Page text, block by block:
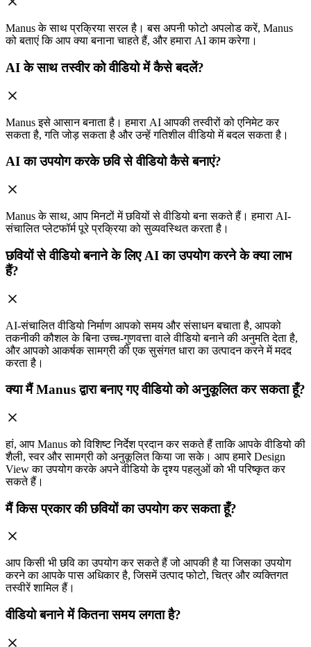
Manus के साथ प्रक्रिया सरल है। बस अपनी फोटो अपलोड करें, Manus
को बताएं कि आप क्या बनाना चाहते हैं, और हमारा AI काम करेगा।
AI के साथ तस्वीर को वीडियो में कैसे बदलें?
Manus इसे आसान बनाता है। हमारा AI आपकी तस्वीरों को एनिमेट कर
सकता है, गति जोड़ सकता है और उन्हें गतिशील वीडियो में बदल सकता है।
AI का उपयोग करके छवि से वीडियो कैसे बनाएं?
Manus के साथ, आप मिनटों में छवियों से वीडियो बना सकते हैं। हमारा AI-
संचालित प्लेटफॉर्म पूरे प्रक्रिया को सुव्यवस्थित करता है।
छवियों से वीडियो बनाने के लिए AI का उपयोग करने के क्या लाभ
हैं?
AI-संचालित वीडियो निर्माण आपको समय और संसाधन बचाता है, आपको
तकनीकी कौशल के बिना उच्च-गुणवत्ता वाले वीडियो बनाने की अनुमति देता है,
और आपको आकर्षक सामग्री की एक सुसंगत धारा का उत्पादन करने में मदद
करता है।
क्या मैं Manus द्वारा बनाए गए वीडियो को अनुकूलित कर सकता हूँ?
हां, आप Manus को विशिष्ट निर्देश प्रदान कर सकते हैं ताकि आपके वीडियो की
शैली, स्वर और सामग्री को अनुकूलित किया जा सके। आप हमारे Design
View का उपयोग करके अपने वीडियो के दृश्य पहलुओं को भी परिष्कृत कर
सकते हैं।
मैं किस प्रकार की छवियों का उपयोग कर सकता हूँ?
आप किसी भी छवि का उपयोग कर सकते हैं जो आपकी है या जिसका उपयोग
करने का आपके पास अधिकार है, जिसमें उत्पाद फोटो, चित्र और व्यक्तिगत
तस्वीरें शामिल हैं।
वीडियो बनाने में कितना समय लगता है?